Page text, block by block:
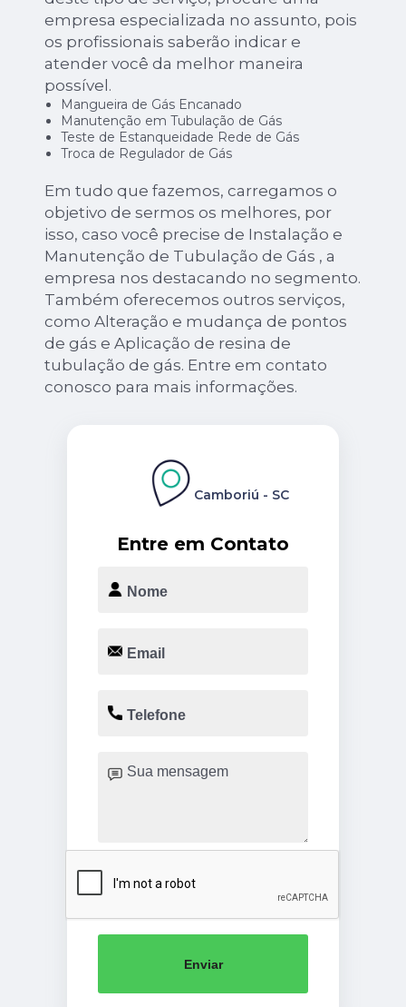
empresa especializada no assunto, pois
os profissionais saberão indicar e
atender você da melhor maneira
possível.
Mangueira de Gás Encanado
Manutenção em Tubulação de Gás
Teste de Estanqueidade Rede de Gás
Troca de Regulador de Gás
Em tudo que fazemos, carregamos o
objetivo de sermos os melhores, por
isso, caso você precise de Instalação e
Manutenção de Tubulação de Gás , a
empresa nos destacando no segmento.
Também oferecemos outros serviços,
como Alteração e mudança de pontos
de gás e Aplicação de resina de
tubulação de gás. Entre em contato
conosco para mais informações.
Entre em Contato
Camboriú - SC
Enviar